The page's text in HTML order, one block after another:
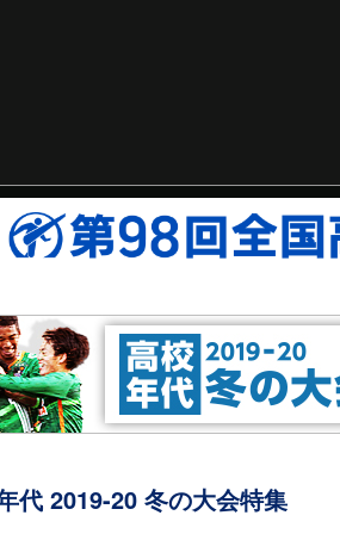
代 2019-20 冬の大会特集